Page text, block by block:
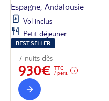
Espagne, Andalousie
Vol inclus
Petit déjeuner
BEST SELLER
7 nuits dès
930€
TTC
/ pers.